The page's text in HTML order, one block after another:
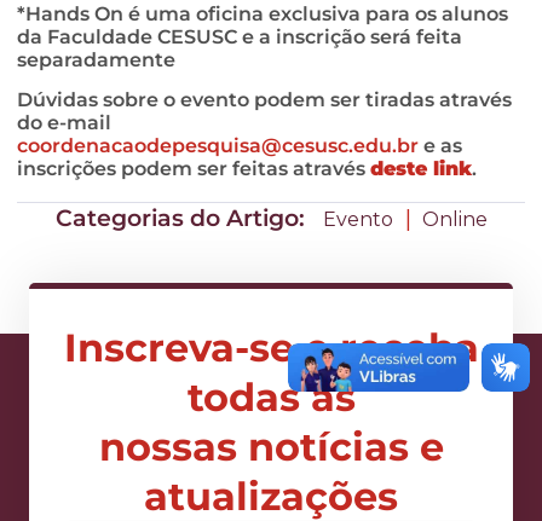
*Hands On é uma oficina exclusiva para os alunos
da Faculdade CESUSC e a inscrição será feita
separadamente
Dúvidas sobre o evento podem ser tiradas através
do e-mail
coordenacaodepesquisa@cesusc.edu.br e as
inscrições podem ser feitas através deste link.
Categorias do Artigo: Evento | Online
Inscreva-se e receba
todas as
nossas notícias e
atualizações